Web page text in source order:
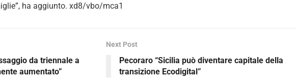
ha aggiunto. xd8/vbo/mca1
da triennale a
aumentato”
Next Post
Pecoraro “Sicilia può diventare capitale della
transizione Ecodigital”